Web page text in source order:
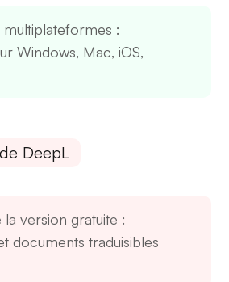
:
Windows, Mac, iOS,
DeepL
la version gratuite :
documents traduisibles